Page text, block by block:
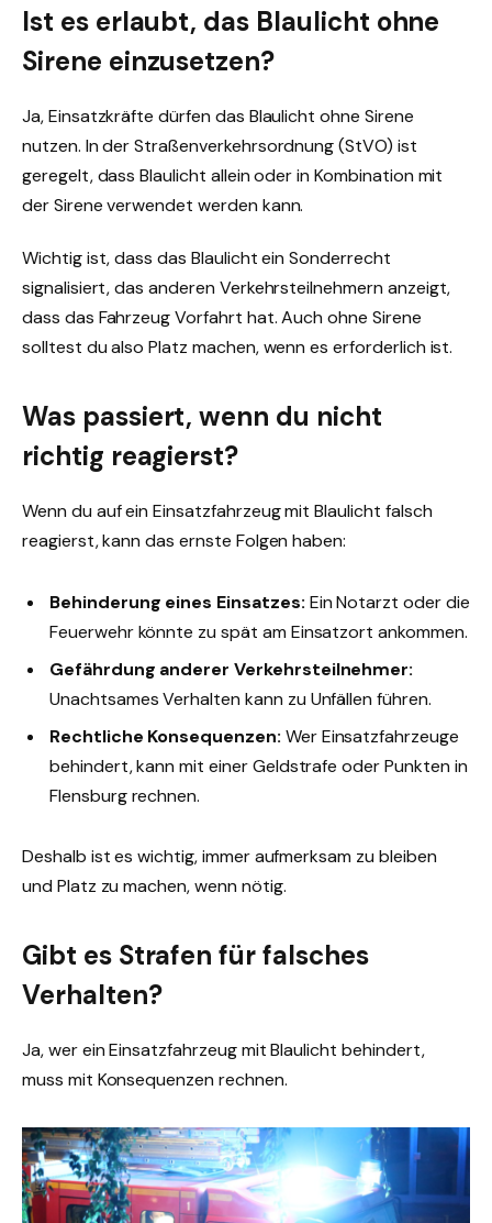
Ist es erlaubt, das Blaulicht ohne
Sirene einzusetzen?
Ja, Einsatzkräfte dürfen das Blaulicht ohne Sirene
nutzen. In der Straßenverkehrsordnung (StVO) ist
geregelt, dass Blaulicht allein oder in Kombination mit
der Sirene verwendet werden kann.
Wichtig ist, dass das Blaulicht ein Sonderrecht
signalisiert, das anderen Verkehrsteilnehmern anzeigt,
dass das Fahrzeug Vorfahrt hat. Auch ohne Sirene
solltest du also Platz machen, wenn es erforderlich ist.
Was passiert, wenn du nicht
richtig reagierst?
Wenn du auf ein Einsatzfahrzeug mit Blaulicht falsch
reagierst, kann das ernste Folgen haben:
Behinderung eines Einsatzes: Ein Notarzt oder die
Feuerwehr könnte zu spät am Einsatzort ankommen.
Gefährdung anderer Verkehrsteilnehmer:
Unachtsames Verhalten kann zu Unfällen führen.
Rechtliche Konsequenzen: Wer Einsatzfahrzeuge
behindert, kann mit einer Geldstrafe oder Punkten in
Flensburg rechnen.
Deshalb ist es wichtig, immer aufmerksam zu bleiben
und Platz zu machen, wenn nötig.
Gibt es Strafen für falsches
Verhalten?
Ja, wer ein Einsatzfahrzeug mit Blaulicht behindert,
muss mit Konsequenzen rechnen.